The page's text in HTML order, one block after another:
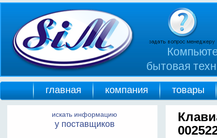
бытовая
главная компания товары
искать информацию
у поставщиков